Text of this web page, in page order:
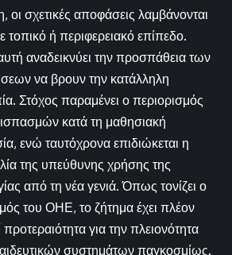
οι σχετικές αποφάσεις λαμβάνονται
τοπικό ή περιφερειακό επίπεδο.
αναδεικνύει την προσπάθεια των
να βρουν την κατάλληλη
Στόχος παραμένει ο περιορισμός
κατά τη μαθησιακή
ενώ ταυτόχρονα επιδιώκεται η
της υπεύθυνης χρήσης της
από τη νέα γενιά. Όπως τονίζει ο
του ΟΗΕ, το ζήτημα έχει πλέον
προτεραιότητα για την πλειονότητα
συστημάτων παγκοσμίως.